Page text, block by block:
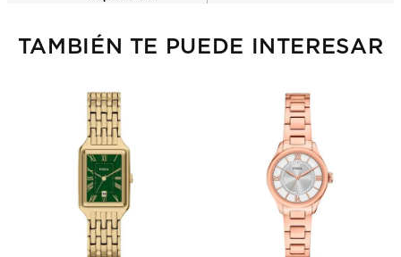
TAMBIÉN TE PUEDE INTERESAR